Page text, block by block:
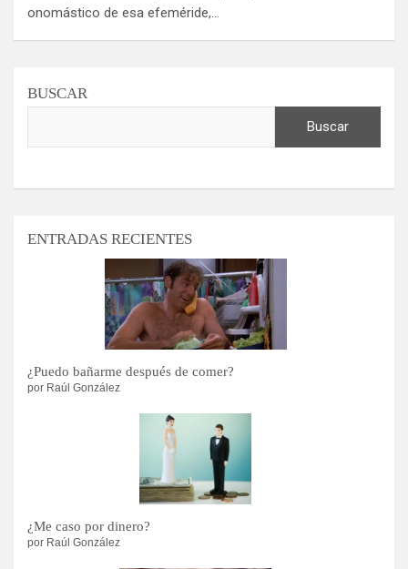
onomástico de esa efeméride,…
BUSCAR
Buscar
ENTRADAS RECIENTES
¿Puedo bañarme después de comer?
por Raúl González
¿Me caso por dinero?
por Raúl González